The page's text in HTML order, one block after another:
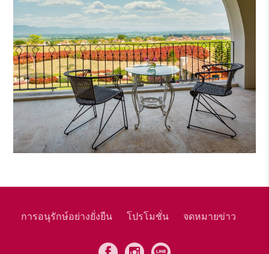
การอนุรักษ์อย่างยั่งยืน โปรโมชั่น จดหมายข่าว